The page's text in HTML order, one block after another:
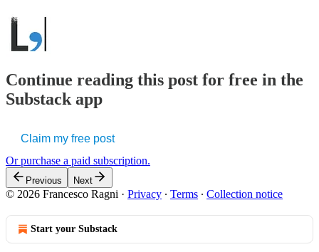
Continue reading this post for free in the
Substack app
Claim my free post
Or purchase a paid subscription.
Previous Next
© 2026 Francesco Ragni · Privacy ∙ Terms ∙ Collection notice
Start your Substack